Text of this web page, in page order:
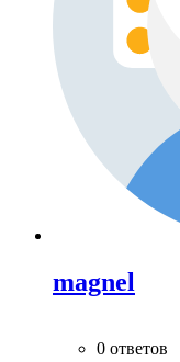
magnel
0 ответов